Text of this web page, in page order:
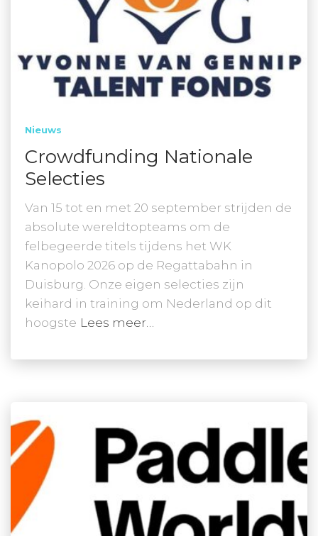
Nieuws
Crowdfunding Nationale
Selecties
Van 15 tot en met 20 september strijden de
absolute wereldtopteams om de
felbegeerde titels tijdens het WK
Kanopolo 2026 op de Regattabahn in
Duisburg. Onze eigen selecties zijn
keihard in training om Nederland op dit
hoogste Lees meer…